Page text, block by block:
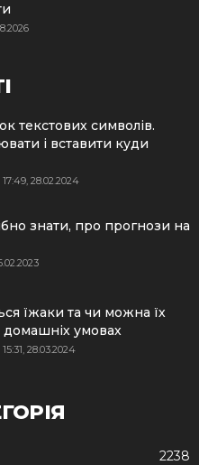
текстових символів.
і вставити куди
17:49, 28.02.2024
знати, про прогнози на
їжаки та чи можна їх
домашніх умовах
15:31, 28.03.2024
2238